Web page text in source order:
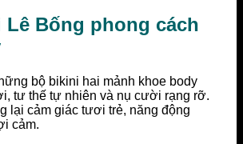
Bống phong cách
bộ bikini hai mảnh khoe body
tư thế tự nhiên và nụ cười rạng rỡ.
lại cảm giác tươi trẻ, năng động
cảm.